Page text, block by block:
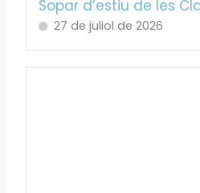
Sopar d’estiu de les
27 de juliol de 2026